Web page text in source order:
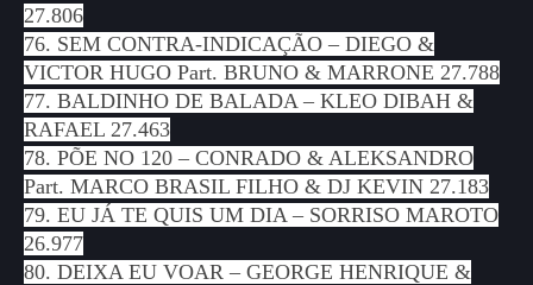
27.806
76. SEM CONTRA-INDICAÇÃO – DIEGO &
VICTOR HUGO Part. BRUNO & MARRONE 27.788
77. BALDINHO DE BALADA – KLEO DIBAH &
RAFAEL 27.463
78. PÕE NO 120 – CONRADO & ALEKSANDRO
Part. MARCO BRASIL FILHO & DJ KEVIN 27.183
79. EU JÁ TE QUIS UM DIA – SORRISO MAROTO
26.977
80. DEIXA EU VOAR – GEORGE HENRIQUE &